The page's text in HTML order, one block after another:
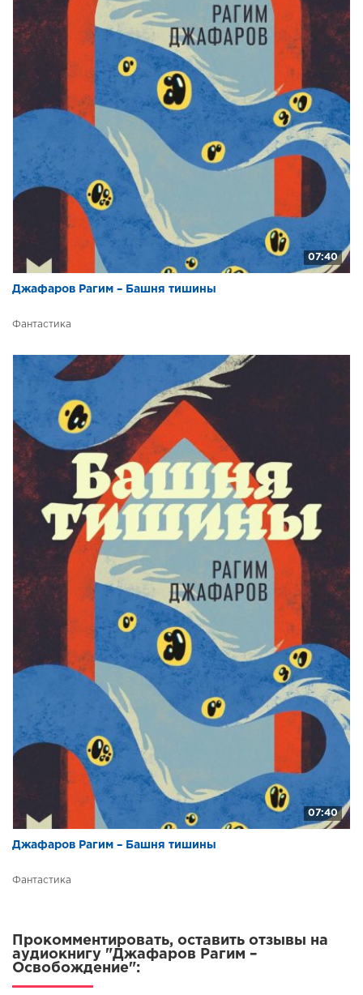
07:40
Джафаров Рагим – Башня тишины
Фантастика
07:40
Джафаров Рагим – Башня тишины
Фантастика
Прокомментировать, оставить отзывы на
аудиокнигу "Джафаров Рагим –
Освобождение":